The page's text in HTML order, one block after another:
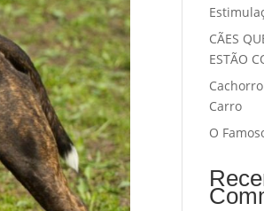
CÃES
ESTÃO
Carro
O